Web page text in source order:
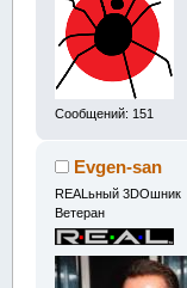
Сообщений: 151
Evgen-san
REALьный 3DOшник
Ветеран